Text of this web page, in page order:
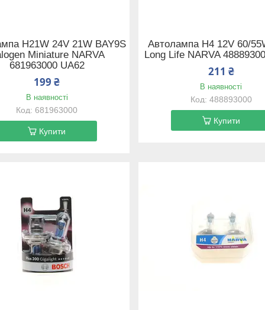
H21W 24V 21W BAY9S
Miniature NARVA
681963000 UA62
199 ₴
В наявності
681963000
Купити
Автолампа H4 12V 60/
Long Life NARVA
211 ₴
В наявності
488893000
Купити